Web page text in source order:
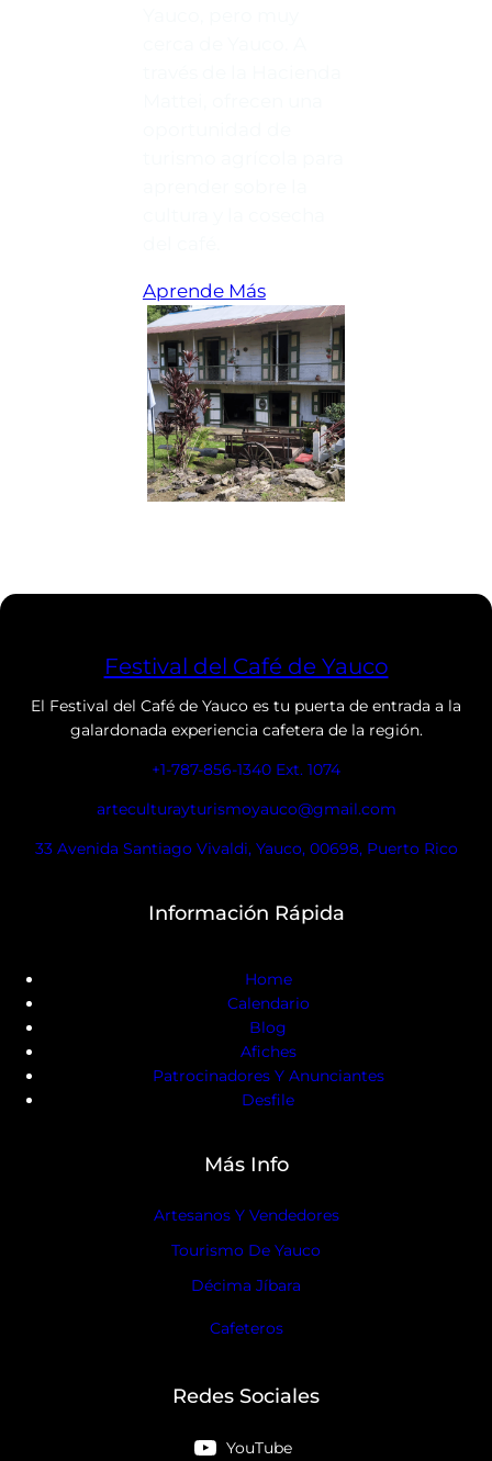
Aprende Más
Festival del Café de Yauco
El Festival del Café de Yauco es tu puerta de entrada a la
galardonada experiencia cafetera de la región.
+1-787-856-1340 Ext. 1074
arteculturayturismoyauco@gmail.com
33 Avenida Santiago Vivaldi, Yauco, 00698, Puerto Rico
Información Rápida
Home
Calendario
Blog
Afiches
Patrocinadores Y Anunciantes
Desfile
Más Info
Artesanos Y Vendedores
Tourismo De Yauco
Décima Jíbara
Cafeteros
Redes Sociales
YouTube